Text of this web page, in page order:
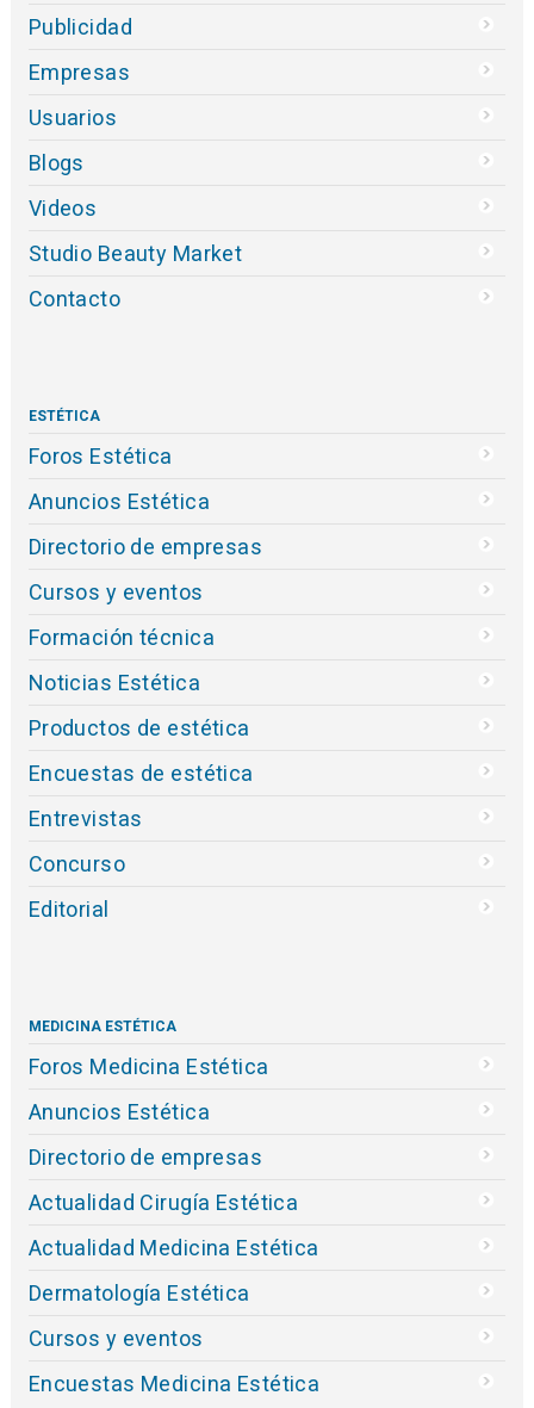
Publicidad
Empresas
Usuarios
Blogs
Videos
Studio Beauty Market
Contacto
ESTÉTICA
Foros Estética
Anuncios Estética
Directorio de empresas
Cursos y eventos
Formación técnica
Noticias Estética
Productos de estética
Encuestas de estética
Entrevistas
Concurso
Editorial
MEDICINA ESTÉTICA
Foros Medicina Estética
Anuncios Estética
Directorio de empresas
Actualidad Cirugía Estética
Actualidad Medicina Estética
Dermatología Estética
Cursos y eventos
Encuestas Medicina Estética